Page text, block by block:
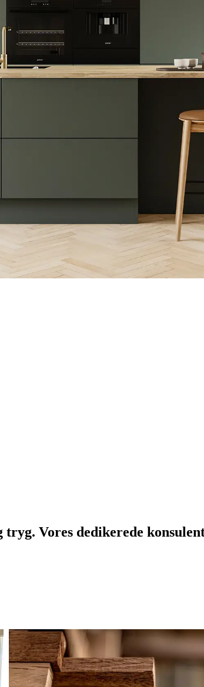
Vores dedikerede